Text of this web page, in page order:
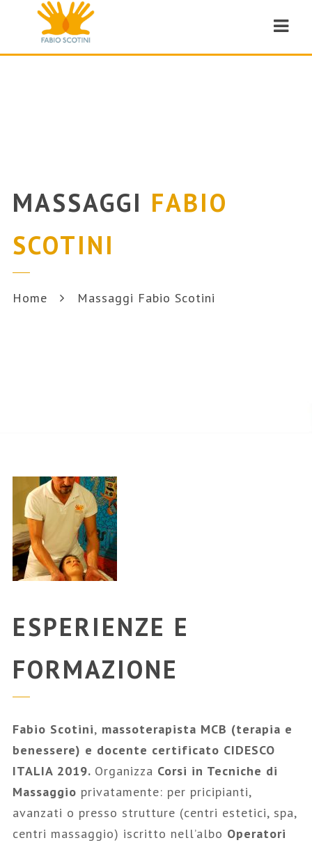
MASSAGGI FABIO
SCOTINI
Home Massaggi Fabio Scotini
ESPERIENZE E
FORMAZIONE
Fabio Scotini, massoterapista MCB (terapia e
benessere) e docente certificato CIDESCO
ITALIA 2019. Organizza Corsi in Tecniche di
Massaggio privatamente: per pricipianti,
avanzati o presso strutture (centri estetici, spa,
centri massaggio) iscritto nell’albo Operatori